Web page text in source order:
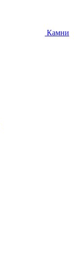
Камни